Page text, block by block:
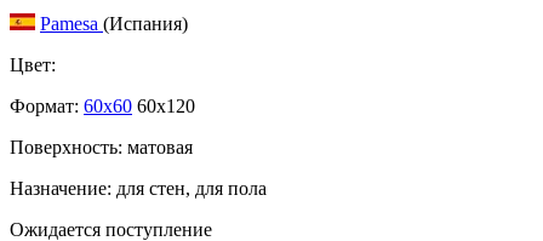
Pamesa (Испания)
Цвет:
Формат: 60x60 60x120
Поверхность: матовая
Назначение: для стен, для пола
Ожидается поступление